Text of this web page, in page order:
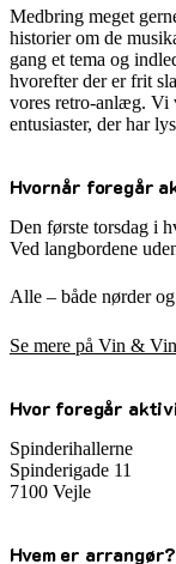
Medbring meget
historier om de
gang et tema og
hvorefter der er frit
vores retro-anlæg. Vi
entusiaster, der har
Hvornår foregår
Den første torsdag i
Ved langbordene
Alle – både nørder
Se mere på Vin &
Hvor foregår
Spinderihallerne
Spinderigade 11
7100 Vejle
Hvem er arrangør?